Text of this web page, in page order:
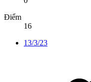
Điểm
16
13/3/23